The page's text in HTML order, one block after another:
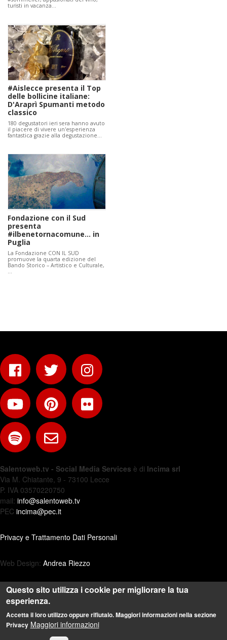
turisti in vacanza…
#Aislecce presenta il Top
delle bollicine italiane:
D'Araprì Spumanti metodo
classico
180 degustatori ieri sera hanno avuto
il piacere di vivere un'esperienza
fantastica grazie alla degustazione…
Fondazione con il Sud
presenta
#ilbenetornacomune... in
Puglia
La Fondazione CON IL SUD
promuove la quarta edizione del
Bando Storico – Artistico e Culturale,
…
Salentoweb.tv - Social Media Services è di Incima srl
Via M. Chiatante, 9 - 73100 Lecce
P. IVA 03570220750
mail: info@salentoweb.tv
PEC incima@pec.it
Privacy e Trattamento Dati Personali
Web Design: Andrea Riezzo
Questo sito utilizza i cookie per migliorare la tua
esperienza.
Accetta il loro utilizzo oppure rifiutalo. Maggiori informazioni nella sezione
Privacy Maggiori informazioni